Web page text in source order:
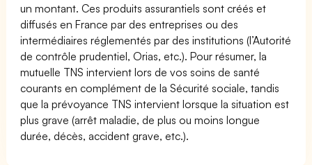
un montant. Ces produits assurantiels sont créés et
diffusés en France par des entreprises ou des
intermédiaires réglementés par des institutions (l’Autorité
de contrôle prudentiel, Orias, etc.). Pour résumer, la
mutuelle TNS intervient lors de vos soins de santé
courants en complément de la Sécurité sociale, tandis
que la prévoyance TNS intervient lorsque la situation est
plus grave (arrêt maladie, de plus ou moins longue
durée, décès, accident grave, etc.).